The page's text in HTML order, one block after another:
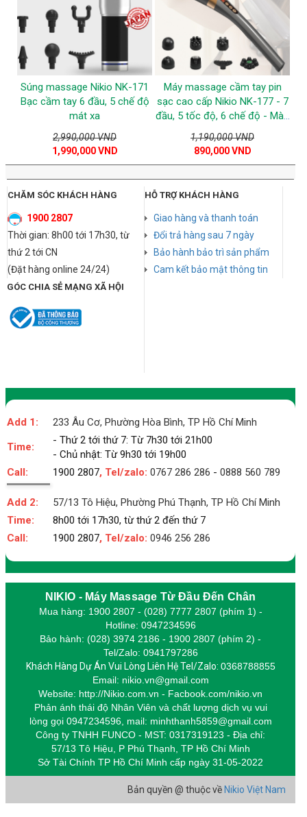
Súng massage Nikio NK-171
Bạc cầm tay 6 đầu, 5 chế độ
mát xa
2,990,000 VND
1,990,000 VND
Máy massage cầm tay pin
sạc cao cấp Nikio NK-177 - 7
đầu, 5 tốc độ, 6 chế độ - Màu
1,190,000 VND
890,000 VND
CHĂM SÓC KHÁCH HÀNG
1900 2807
Thời gian: 8h00 tới 17h30, từ
thứ 2 tới CN
(Đặt hàng online 24/24)
HỖ TRỢ KHÁCH HÀNG
Giao hàng và thanh toán
Đổi trả hàng sau 7 ngày
Bảo hành bảo trì sản phẩm
Cam kết bảo mật thông tin
GÓC CHIA SẺ MẠNG XÃ HỘI
Add 1: 233 Âu Cơ, Phường Hòa Bình, TP Hồ Chí Minh
Time:
- Thứ 2 tới thứ 7: Từ 7h30 tới 21h00
- Chủ nhật: Từ 9h30 tới 19h00
Call:
1900 2807, Tel/zalo:0767 286 286 -0888 560 789
Add 2:
57/13 Tô Hiệu, Phường Phú Thạnh, TP Hồ Chí Minh
Time:
8h00 tới 17h30, từ thứ 2 đến thứ 7
Call:
1900 2807, Tel/zalo:0946 256 286
NIKIO - Máy Massage Từ Đầu Đến Chân
Mua hàng: 1900 2807 - (028) 7777 2807 (phím 1) -
Hotline: 0947234596
Bảo hành: (028) 3974 2186 - 1900 2807 (phím 2) -
Tel/Zalo: 0941797286
Khách Hàng Dự Án Vui Lòng Liên Hệ Tel/Zalo: 0368788855
Email: nikio.vn@gmail.com
Website: http://Nikio.com.vn - Facbook.com/nikio.vn
Phản ánh thái độ Nhân Viên và chất lượng dịch vụ vui
lòng gọi 0947234596, mail: minhthanh5859@gmail.com
Công ty TNHH FUNCO - MST: 0317319123 - Địa chỉ:
57/13 Tô Hiệu, P Phú Thạnh, TP Hồ Chí Minh
Sở Tài Chính TP Hồ Chí Minh cấp ngày 31-05-2022
Bản quyền @ thuộc vềNikio Việt Nam